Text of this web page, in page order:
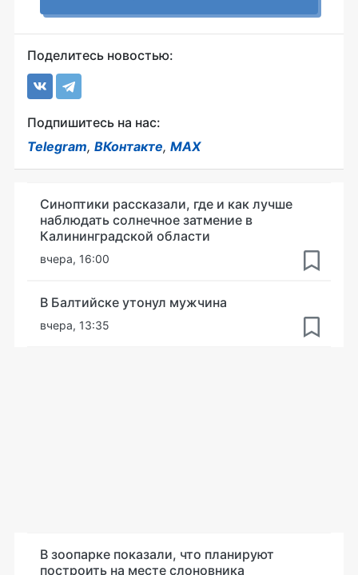
Поделитесь новостью:
Подпишитесь на нас:
Telegram, ВКонтакте, MAX
Синоптики рассказали, где и как лучше
наблюдать солнечное затмение в
Калининградской области
вчера, 16:00
В Балтийске утонул мужчина
вчера, 13:35
В зоопарке показали, что планируют
построить на месте слоновника